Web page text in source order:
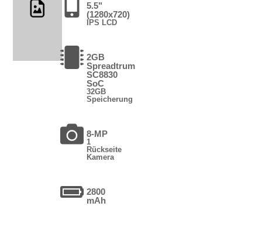
5.5"
(1280x720)
IPS LCD
2GB
Spreadtrum
SC8830
SoC
32GB
Speicherung
8-MP
1
Rückseite
Kamera
2800
mAh